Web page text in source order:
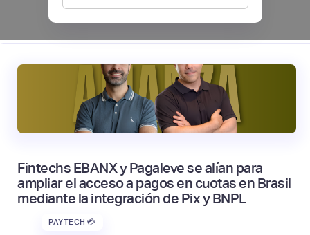
Fintechs EBANX y Pagaleve se alían para
ampliar el acceso a pagos en cuotas en Brasil
mediante la integración de Pix y BNPL
PAYTECH 💳